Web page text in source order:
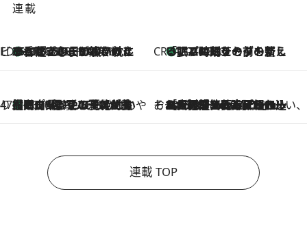
連載
ビューティいいもの集め EDITORS' BEST
2026.8.10
35℃超えの日の夜、枕にひと吹き！ BAUMのルームスプレーが、ひのきの香りで心まで解きほぐす CREA'S CHOICE
2026.8.10
「眠る時刻をセットする」——眠りの前を整える、バルミューダの新しいアプローチ
47都道府県の手みやげ ひんやりスイーツで夏を満喫
2026.8.10
【岡山県】この夏絶対食べたい 冷やしておいしいおやつ3選 フルーツが主役のプリンやアイスが勢揃い そおだよおこの関西おいしい、おやつ紀行
2026.8.9
［大阪府箕面市］一皿一皿目の前で仕上げられる、料理を巧みに組み込んだアシェットデセールコース「ミチル アシェット デセール（Michiru assiette dessert）」
連載 TOP